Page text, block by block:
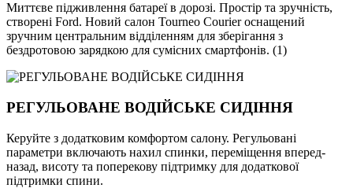
Миттєве підживлення батареї в дорозі. Простір та зручність,
створені Ford. Новий салон Tourneo Courier оснащений
зручним центральним відділенням для зберігання з
бездротовою зарядкою для сумісних смартфонів. (1)
РЕГУЛЬОВАНЕ ВОДІЙСЬКЕ СИДІННЯ
Керуйте з додатковим комфортом салону. Регульовані
параметри включають нахил спинки, переміщення вперед-
назад, висоту та поперекову підтримку для додаткової
підтримки спини.